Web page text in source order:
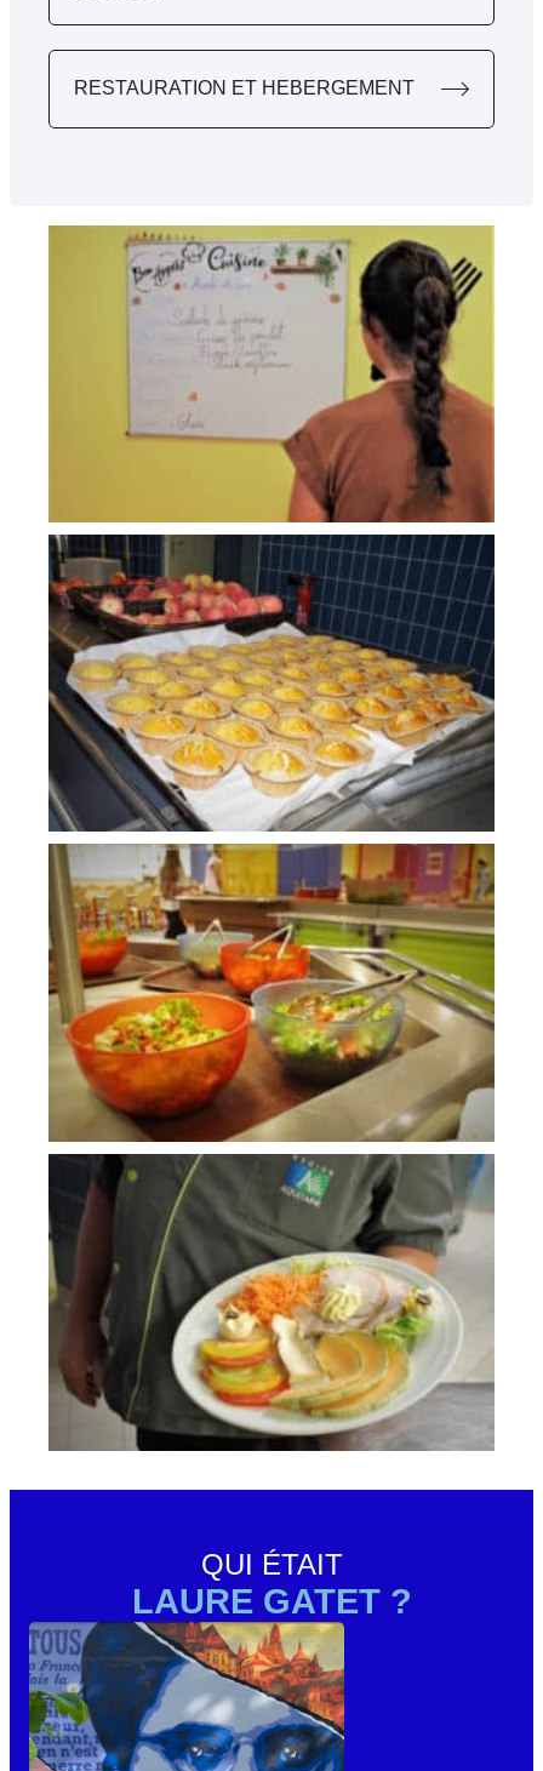
RESTAURATION ET HEBERGEMENT
QUI ÉTAIT
LAURE GATET ?